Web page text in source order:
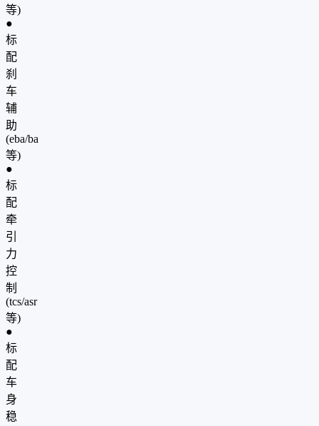
等)
●
标
配
刹
车
辅
助
(eba/ba
等)
●
标
配
牵
引
力
控
制
(tcs/asr
等)
●
标
配
车
身
稳